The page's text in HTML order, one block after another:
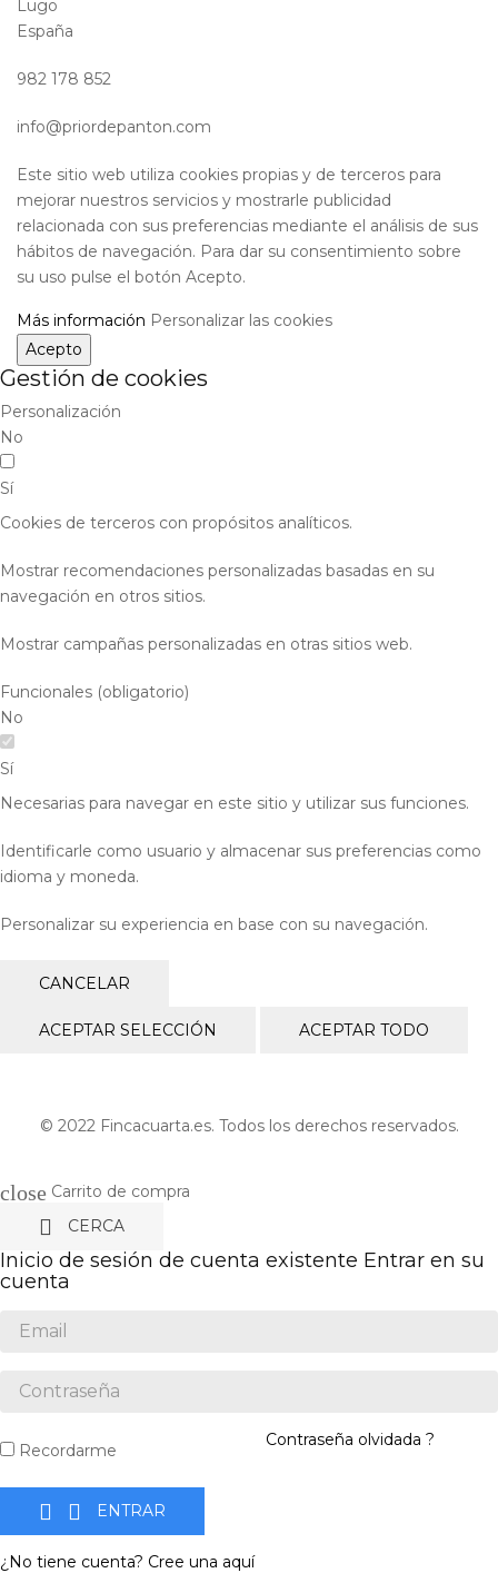
Lugo
España
982 178 852
info@priordepanton.com
Este sitio web utiliza cookies propias y de terceros para
mejorar nuestros servicios y mostrarle publicidad
relacionada con sus preferencias mediante el análisis de sus
hábitos de navegación. Para dar su consentimiento sobre
su uso pulse el botón Acepto.
Más información Personalizar las cookies
Acepto
Gestión de cookies
Personalización
No
Sí
Cookies de terceros con propósitos analíticos.
Mostrar recomendaciones personalizadas basadas en su
navegación en otros sitios.
Mostrar campañas personalizadas en otras sitios web.
Funcionales (obligatorio)
No
Sí
Necesarias para navegar en este sitio y utilizar sus funciones.
Identificarle como usuario y almacenar sus preferencias como
idioma y moneda.
Personalizar su experiencia en base con su navegación.
CANCELAR
ACEPTAR SELECCIÓN ACEPTAR TODO
© 2022 Fincacuarta.es. Todos los derechos reservados.
close Carrito de compra
 CERCA
Inicio de sesión de cuenta existente Entrar en su
cuenta
Recordarme
Contraseña olvidada ?
  ENTRAR
¿No tiene cuenta? Cree una aquí